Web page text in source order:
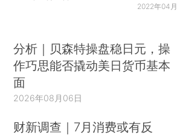
2022年04
分析｜贝森特操盘稳日元，操
作巧思能否撬动美日货币基本
面
2026年08月06日
财新调查｜7月消费或有反